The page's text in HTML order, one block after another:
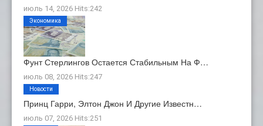
июль 14, 2026 Hits:242
Фунт Стерлингов Остается Стабильным На Ф…
июль 08, 2026 Hits:247
Экономика
Принц Гарри, Элтон Джон И Другие Известн…
июль 07, 2026 Hits:251
Новости